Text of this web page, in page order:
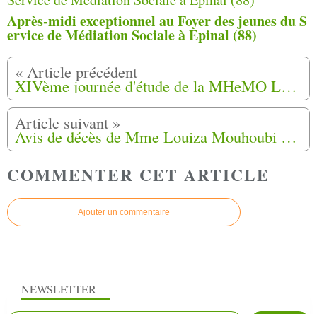
Après-midi exceptionnel au Foyer des jeunes du S
ervice de Médiation Sociale à Epinal (88)
XIVème journée d'étude de la MHeMO Le 23 septembre 2023 à Ongles (04)
Avis de décès de Mme Louiza Mouhoubi de Bergerac (24)
COMMENTER CET ARTICLE
Ajouter un commentaire
NEWSLETTER